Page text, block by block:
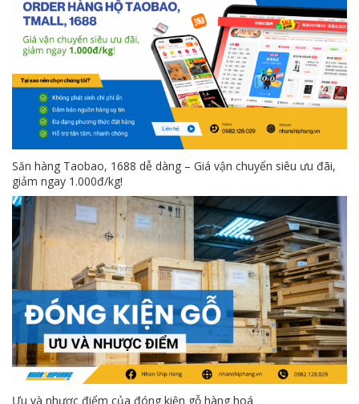
Săn hàng Taobao, 1688 dễ dàng – Giá vận chuyển siêu ưu đãi,
giảm ngay 1.000đ/kg!
Ưu và nhược điểm của đóng kiện gỗ hàng hoá